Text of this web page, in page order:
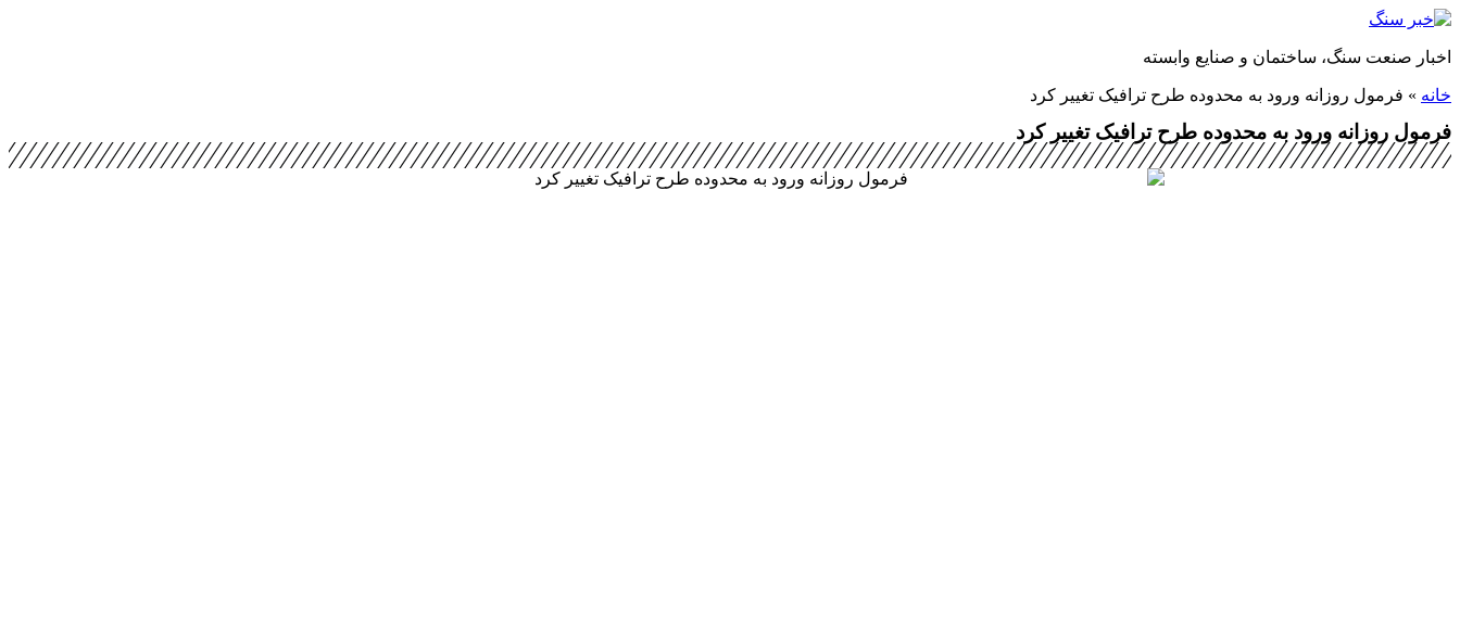
پرش
محتوا
اخبار صنعت سنگ، ساختمان و صنایع وابسته
خانه » فرمول روزانه ورود به محدوده طرح ترافیک تغییر کرد
فرمول روزانه ورود به محدوده طرح ترافیک تغییر کرد